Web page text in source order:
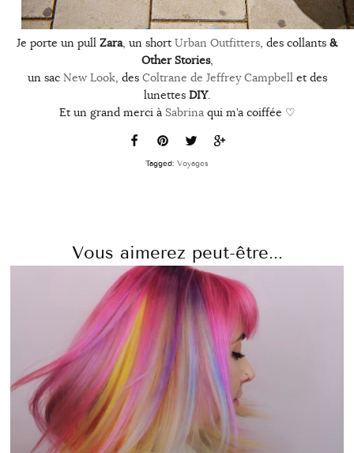
Je porte un pull Zara, un shortUrban Outfitters, des collants &
Other Stories,
un sac New Look, des Coltrane de Jeffrey Campbellet des
lunettes DIY.
Et un grand merci à Sabrinaqui m’a coiffée ♡
Tagged: Voyages
Vous aimerez peut-être...